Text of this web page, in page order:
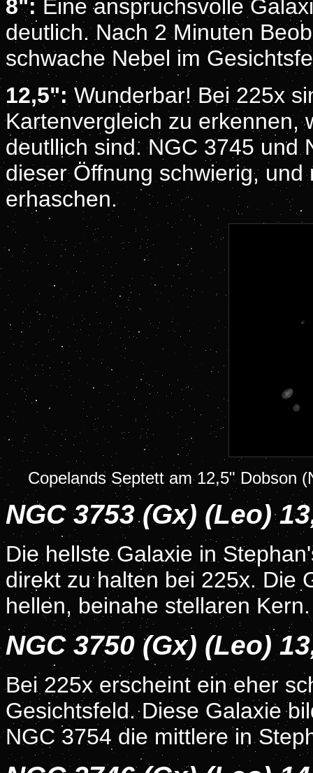
8": Eine anspruchsvolle
deutlich. Nach 2 Minuten
schwache Nebel im
12,5":Wunderbar! Bei 225x
Kartenvergleich zu erkennen,
deutllich sind. NGC 3745 und
dieser Öffnung schwierig,
erhaschen.
Copelands Septett am 12,5" Dobson
NGC 3753 (Gx) (Leo)
Die hellste Galaxie in
direkt zu halten bei 225x. Die
hellen, beinahe stellaren Kern.
NGC 3750 (Gx) (Leo)
Bei 225x erscheint ein eher
Gesichtsfeld. Diese Galaxie
NGC 3754 die mittlere in